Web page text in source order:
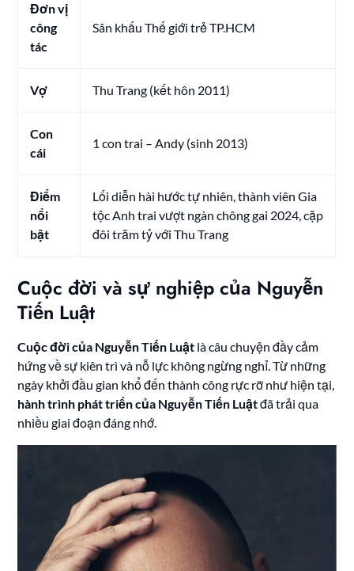
Đơn vị
công
tác
Sân khấu Thế giới trẻ TP.HCM
Vợ Thu Trang (kết hôn 2011)
Con
cái
1 con trai – Andy (sinh 2013)
Điểm
nổi
bật
Lối diễn hài hước tự nhiên, thành viên Gia
tộc Anh trai vượt ngàn chông gai 2024, cặp
đôi trăm tỷ với Thu Trang
Cuộc đời và sự nghiệp của Nguyễn
Tiến Luật
Cuộc đời của Nguyễn Tiến Luật là câu chuyện đầy cảm
hứng về sự kiên trì và nỗ lực không ngừng nghỉ. Từ những
ngày khởi đầu gian khổ đến thành công rực rỡ như hiện tại,
hành trình phát triển của Nguyễn Tiến Luậtđã trải qua
nhiều giai đoạn đáng nhớ.